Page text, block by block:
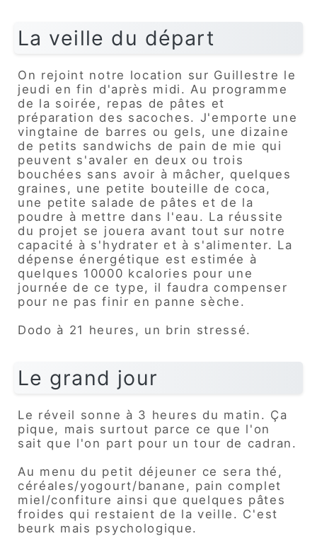
La veille du départ
On rejoint notre location sur Guillestre le
jeudi en fin d'après midi. Au programme
de la soirée, repas de pâtes et
préparation des sacoches. J'emporte une
vingtaine de barres ou gels, une dizaine
de petits sandwichs de pain de mie qui
peuvent s'avaler en deux ou trois
bouchées sans avoir à mâcher, quelques
graines, une petite bouteille de coca,
une petite salade de pâtes et de la
poudre à mettre dans l'eau. La réussite
du projet se jouera avant tout sur notre
capacité à s'hydrater et à s'alimenter. La
dépense énergétique est estimée à
quelques 10000 kcalories pour une
journée de ce type, il faudra compenser
pour ne pas finir en panne sèche.
Dodo à 21 heures, un brin stressé.
Le grand jour
Le réveil sonne à 3 heures du matin. Ça
pique, mais surtout parce ce que l'on
sait que l'on part pour un tour de cadran.
Au menu du petit déjeuner ce sera thé,
céréales/yogourt/banane, pain complet
miel/confiture ainsi que quelques pâtes
froides qui restaient de la veille. C'est
beurk mais psychologique.